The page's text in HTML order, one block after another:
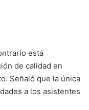
está
de calidad en
Señaló que la única
a los asistentes